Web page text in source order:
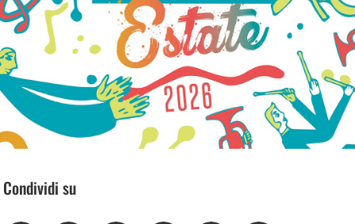
Condividi su